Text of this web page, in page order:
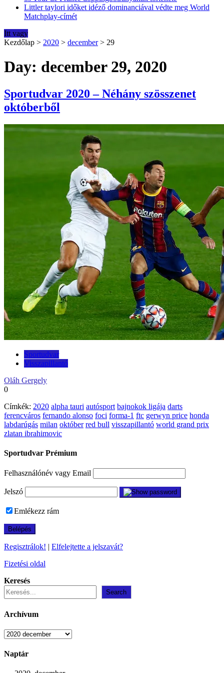
Littler taylori időket idéző dominanciával védte meg World
Matchplay-címét
Itt vagy
Kezdőlap > 2020 > december > 29
Day: december 29, 2020
Sportudvar 2020 – Néhány szösszenet
októberből
Sportudvar
Visszapillantó
Oláh Gergely
0
Címkék: 2020 alpha tauri autósport bajnokok ligája darts
ferencváros fernando alonso foci forma-1 ftc gerwyn price honda
labdarúgás milan október red bull visszapillantó world grand prix
zlatan ibrahimovic
Sportudvar Prémium
Felhasználónév vagy Email
Jelszó
Emlékezz rám
Regisztrálok! | Elfelejtette a jelszavát?
Fizetési oldal
Keresés
Search
Archívum
Archívum
Naptár